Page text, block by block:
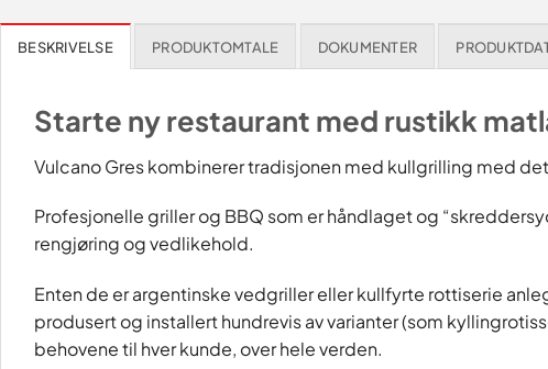
BESKRIVELSE PRODUKTOMTALE DOKUMENTER
Starte ny restaurant med rustikk
Vulcano Gres kombinerer tradisjonen med kullgrilling med
Profesjonelle griller og BBQ som er håndlaget og
rengjøring og vedlikehold.
Enten de er argentinske vedgriller eller kullfyrte rottiserie
produsert og installert hundrevis av varianter (som
behovene til hver kunde, over hele verden.